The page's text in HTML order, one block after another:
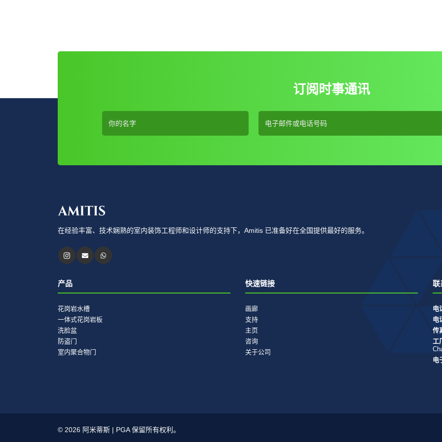
订阅时事通讯
在经验丰富、技术娴熟的室内装饰工程师和设计师的支持下，Amitis 已准备好在全国提供最好的服务。
产品
花岗岩水槽
一体式花岗岩板
洗脸盆
防盗门
室内聚合物门
快速链接
画廊
支持
主页
咨询
关于公司
联
电
电
传
工
电
© 2026 阿米蒂斯 | PGA 保留所有权利。